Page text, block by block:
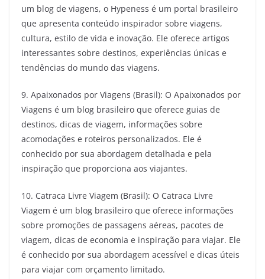
um blog de viagens, o Hypeness é um portal brasileiro
que apresenta conteúdo inspirador sobre viagens,
cultura, estilo de vida e inovação. Ele oferece artigos
interessantes sobre destinos, experiências únicas e
tendências do mundo das viagens.
9. Apaixonados por Viagens (Brasil): O Apaixonados por
Viagens é um blog brasileiro que oferece guias de
destinos, dicas de viagem, informações sobre
acomodações e roteiros personalizados. Ele é
conhecido por sua abordagem detalhada e pela
inspiração que proporciona aos viajantes.
10. Catraca Livre Viagem (Brasil): O Catraca Livre
Viagem é um blog brasileiro que oferece informações
sobre promoções de passagens aéreas, pacotes de
viagem, dicas de economia e inspiração para viajar. Ele
é conhecido por sua abordagem acessível e dicas úteis
para viajar com orçamento limitado.